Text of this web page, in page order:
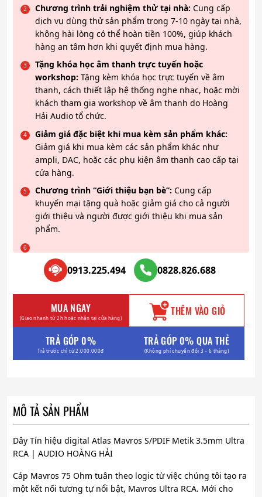
Chương trình trải nghiệm thử tại nhà: Cung cấp
dịch vụ dùng thử sản phẩm trong 7-10 ngày tại nhà,
không hài lòng có thể hoàn tiền 100%, giúp khách
hàng an tâm hơn khi quyết định mua hàng.
Tặng khóa học âm thanh trực tuyến hoặc
workshop: Tặng kèm khóa học trực tuyến về âm
thanh, cách thiết lập hệ thống nghe nhạc, hoặc mời
khách tham gia workshop về âm thanh do Hoàng
Hải Audio tổ chức.
Giảm giá đặc biệt khi mua kèm sản phẩm khác:
Giảm giá khi mua kèm các sản phẩm khác như
ampli, DAC, hoặc các phụ kiện âm thanh cao cấp tại
cửa hàng.
Chương trình “Giới thiệu bạn bè”: Cung cấp
khuyến mại tặng quà hoặc giảm giá cho cả người
giới thiệu và người được giới thiệu khi mua sản
phẩm.
0913.225.494 0828.826.688
MUA NGAY
(Giao nhanh từ 2h hoặc nhận tại cửa hàng) THÊM VÀO GIỎ
TRẢ GÓP 0%
Trả trước chỉ từ 2.000.000đ
TRẢ GÓP 0% QUA THẺ
(Không phí chuyển đổi 3 - 6 tháng)
MÔ TẢ SẢN PHẨM
Dây Tín hiệu digital Atlas Mavros S/PDIF Metik 3.5mm Ultra
RCA | AUDIO HOÀNG HẢI
Cáp Mavros 75 Ohm tuân theo logic từ việc chúng tôi tạo ra
một kết nối tương tự nổi bật, Mavros Ultra RCA. Mới cho